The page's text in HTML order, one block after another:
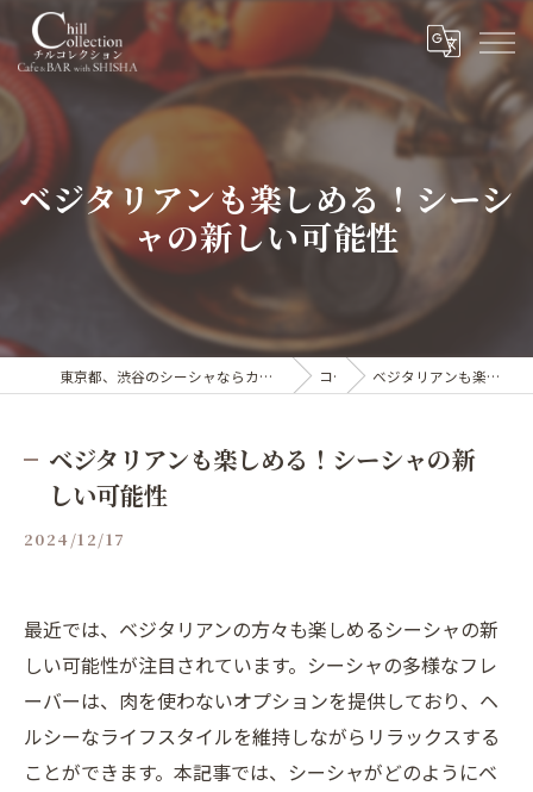
ベジタリアンも楽しめる！シーシ
ャの新しい可能性
東京都、渋谷のシーシャならカフェ&シーシャバー Chill collection渋谷センター街店 コラム ベジタリアンも楽しめる！シーシャの新しい可能性
ベジタリアンも楽しめる！シーシャの新
しい可能性
2024/12/17
最近では、ベジタリアンの方々も楽しめるシーシャの新
しい可能性が注目されています。シーシャの多様なフレ
ーバーは、肉を使わないオプションを提供しており、ヘ
ルシーなライフスタイルを維持しながらリラックスする
ことができます。本記事では、シーシャがどのようにベ